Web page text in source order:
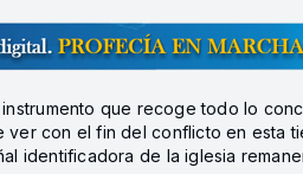
instrumento que recoge todo lo
con el fin del conflicto en esta
identificadora de la iglesia